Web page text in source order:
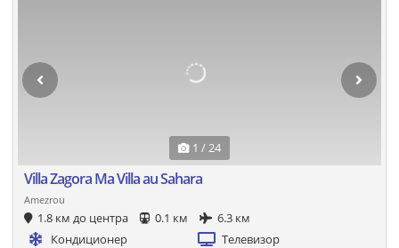
1 / 24
Villa Zagora Ma Villa au Sahara
Amezrou
1.8 км до центра 0.1 км
6.3 км
Кондиционер
Телевизор